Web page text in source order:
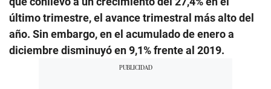
último trimestre, el avance trimestral más alto del
año. Sin embargo, en el acumulado de enero a
diciembre disminuyó en 9,1% frente al 2019.